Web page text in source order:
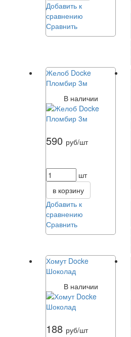
Добавить к
сравнению
Сравнить
Желоб Docke
Пломбир 3м
В наличии
590 руб/шт
шт
в корзину
Добавить к
сравнению
Сравнить
Хомут Docke
Шоколад
В наличии
188 руб/шт